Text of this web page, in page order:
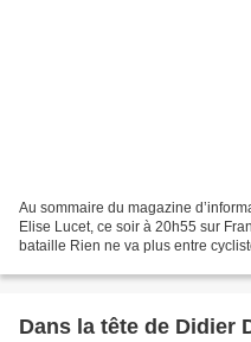
Au sommaire du magazine
Elise Lucet, ce soir à 20h55 sur
bataille Rien ne va plus entre
Dans la tête de Didier